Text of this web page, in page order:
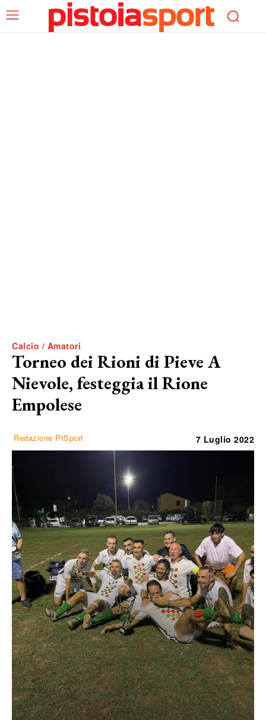
Calcio / Amatori
Torneo dei Rioni di Pieve A
Nievole, festeggia il Rione
Empolese
Redazione PtSport 7 Luglio 2022